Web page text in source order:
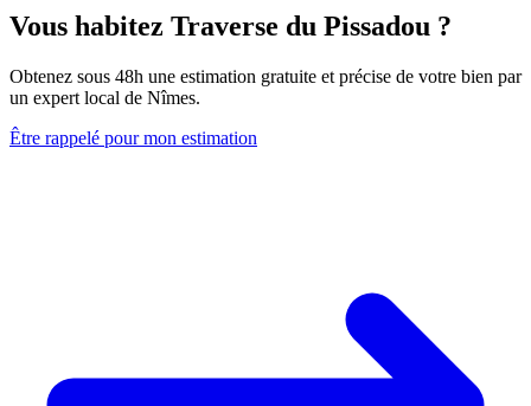
Vous habitez Traverse du Pissadou ?
Obtenez sous 48h une estimation gratuite et précise de votre bien par
un expert local de Nîmes.
Être rappelé pour mon estimation